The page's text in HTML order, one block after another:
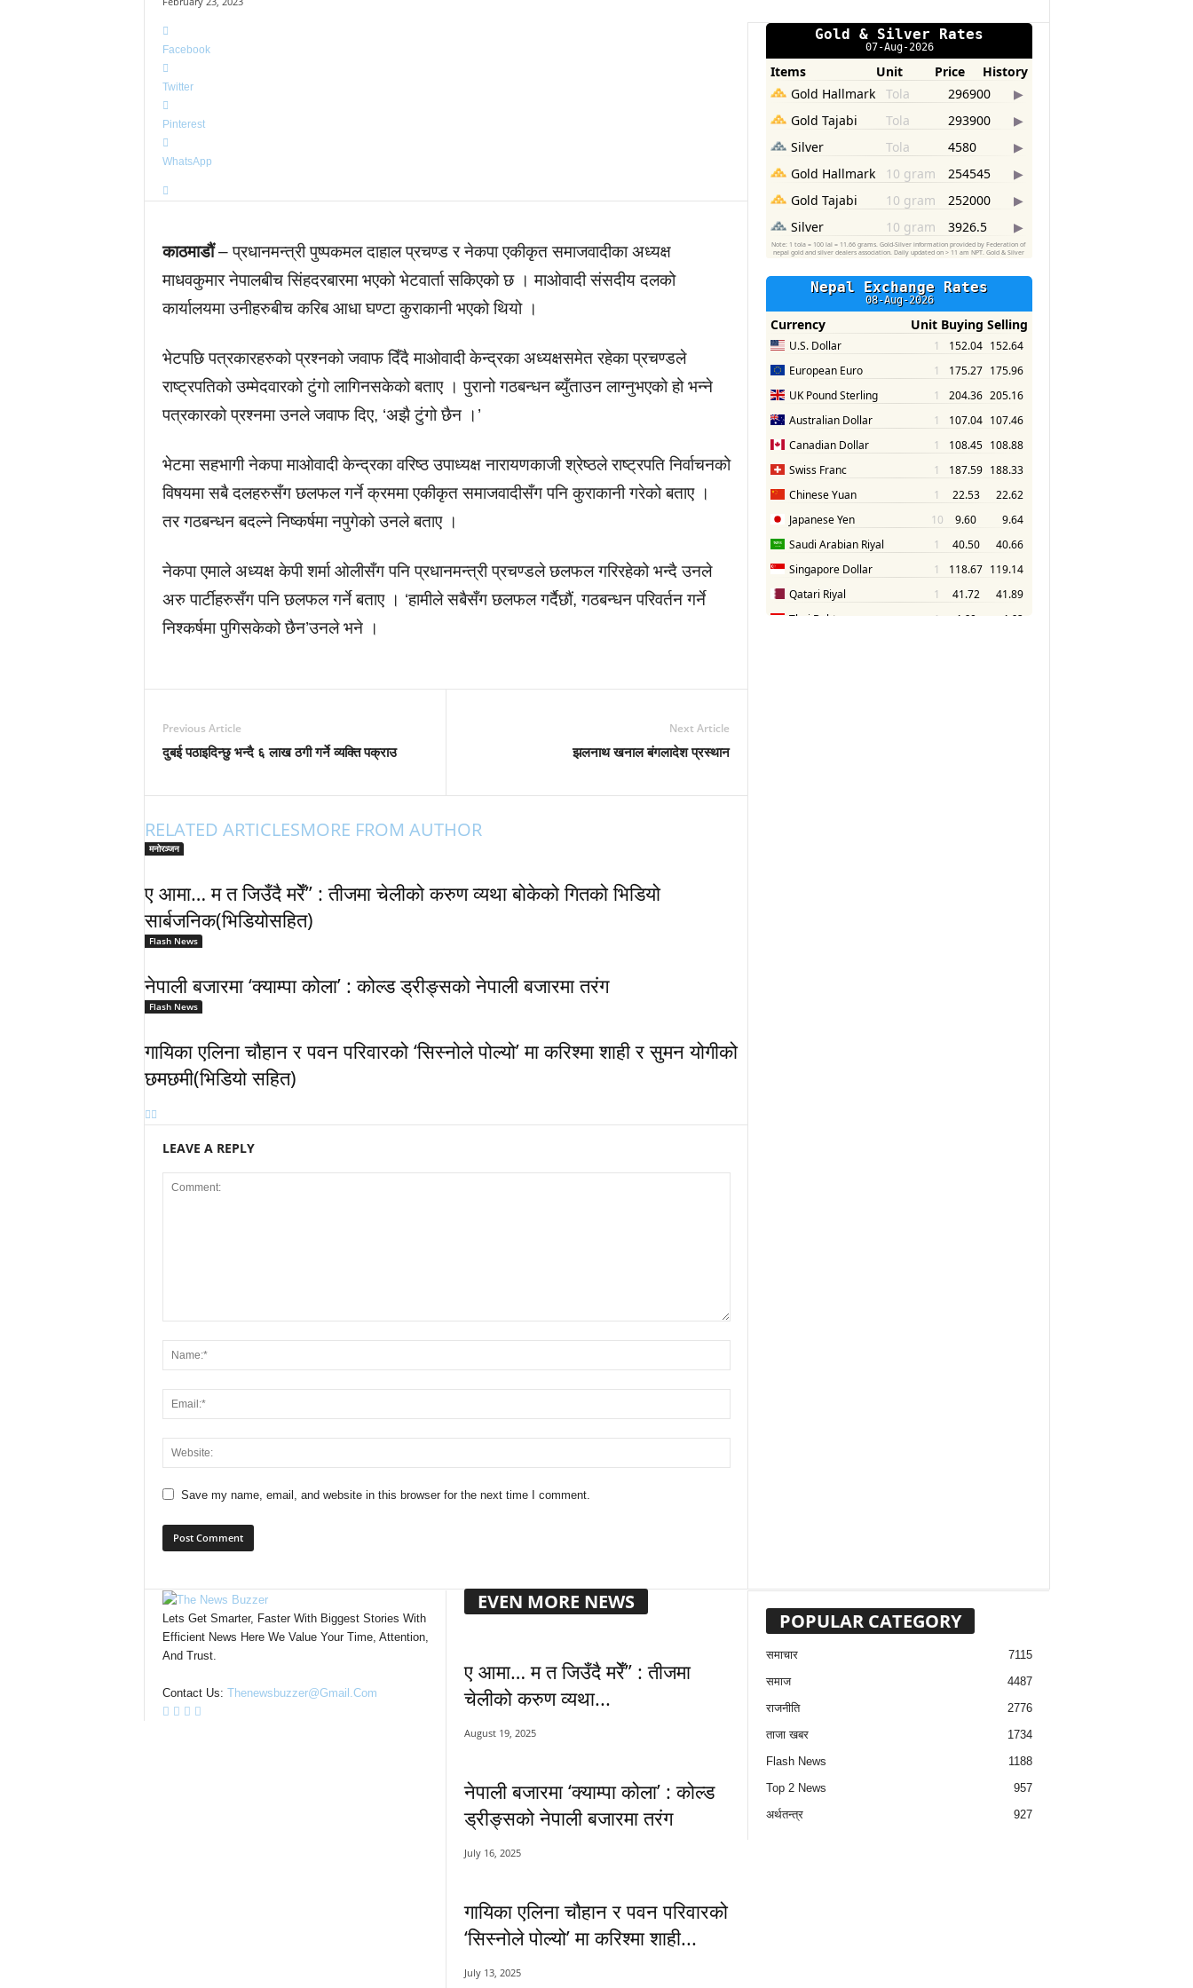
Facebook
Twitter
Pinterest
WhatsApp
काठमाडौं– प्रधानमन्त्री पुष्पकमल दाहाल प्रचण्ड र नेकपा एकीकृत समाजवादीका अध्यक्ष
माधवकुमार नेपालबीच सिंहदरबारमा भएको भेटवार्ता सकिएको छ । माओवादी संसदीय दलको
कार्यालयमा उनीहरुबीच करिब आधा घण्टा कुराकानी भएको थियो ।
भेटपछि पत्रकारहरुको प्रश्नको जवाफ दिँदै माओवादी केन्द्रका अध्यक्षसमेत रहेका प्रचण्डले
राष्ट्रपतिको उम्मेदवारको टुंगो लागिनसकेको बताए । पुरानो गठबन्धन ब्युँताउन लाग्नुभएको हो भन्ने
पत्रकारको प्रश्नमा उनले जवाफ दिए, ‘अझै टुंगो छैन ।’
भेटमा सहभागी नेकपा माओवादी केन्द्रका वरिष्ठ उपाध्यक्ष नारायणकाजी श्रेष्ठले राष्ट्रपति निर्वाचनको
विषयमा सबै दलहरुसँग छलफल गर्ने क्रममा एकीकृत समाजवादीसँग पनि कुराकानी गरेको बताए ।
तर गठबन्धन बदल्ने निष्कर्षमा नपुगेको उनले बताए ।
नेकपा एमाले अध्यक्ष केपी शर्मा ओलीसँग पनि प्रधानमन्त्री प्रचण्डले छलफल गरिरहेको भन्दै उनले
अरु पार्टीहरुसँग पनि छलफल गर्ने बताए । ‘हामीले सबैसँग छलफल गर्दैछौं, गठबन्धन परिवर्तन गर्ने
निश्कर्षमा पुगिसकेको छैन’उनले भने ।
Previous Article
दुबई पठाइदिन्छु भन्दै ६ लाख ठगी गर्ने व्यक्ति पक्राउ
Next Article
झलनाथ खनाल बंगलादेश प्रस्थान
RELATED ARTICLESMORE FROM AUTHOR
मनोरञ्जन
ए आमा… म त जिउँदै मरेँ” : तीजमा चेलीको करुण व्यथा बोकेको गितको भिडियो
सार्बजनिक(भिडियोसहित)
Flash News
नेपाली बजारमा ‘क्याम्पा कोला’ : कोल्ड ड्रीङ्सको नेपाली बजारमा तरंग
Flash News
गायिका एलिना चौहान र पवन परिवारको ‘सिस्नोले पोल्यो’ मा करिश्मा शाही र सुमन योगीको
छमछमी(भिडियो सहित)
LEAVE A REPLY
Save my name, email, and website in this browser for the next time I comment.
Lets Get Smarter, Faster With Biggest Stories With
Efficient News Here We Value Your Time, Attention,
And Trust.
Contact Us: Thenewsbuzzer@gmail.com
EVEN MORE NEWS
ए आमा… म त जिउँदै मरेँ” : तीजमा
चेलीको करुण व्यथा...
August 19, 2025
नेपाली बजारमा ‘क्याम्पा कोला’ : कोल्ड
ड्रीङ्सको नेपाली बजारमा तरंग
July 16, 2025
गायिका एलिना चौहान र पवन परिवारको
‘सिस्नोले पोल्यो’ मा करिश्मा शाही...
July 13, 2025
POPULAR CATEGORY
समाचार
7115
समाज
4487
राजनीति
2776
ताजा खबर
1734
Flash News
1188
Top 2 News
957
अर्थतन्त्र
927